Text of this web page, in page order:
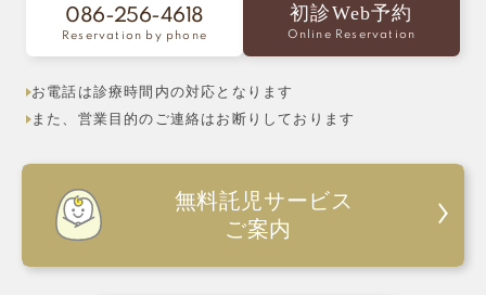
086-256-4618
Reservation by phone
初診Web予約
Online Reservation
お電話は診療時間内の対応となります
また、営業目的のご連絡はお断りしております
無料託児サービス
ご案内